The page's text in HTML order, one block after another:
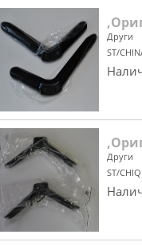
Други
ST/
Други
ST/CHIQ